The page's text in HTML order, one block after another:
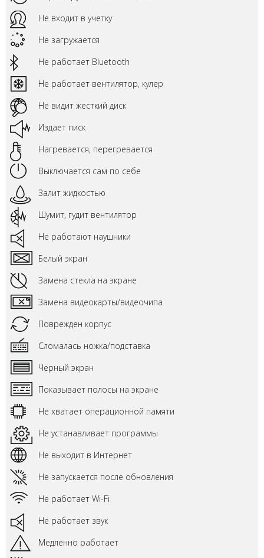
Не входит в учетку
Не загружается
Не работает Bluetooth
Не работает вентилятор, кулер
Не видит жесткий диск
Издает писк
Нагревается, перегревается
Выключается сам по себе
Залит жидкостью
Шумит, гудит вентилятор
Не работают наушники
Белый экран
Замена стекла на экране
Замена видеокарты/видеочипа
Поврежден корпус
Сломалась ножка/подставка
Черный экран
Показывает полосы на экране
Не хватает операционной памяти
Не устанавливает программы
Не выходит в Интернет
Не запускается после обновления
Не работает Wi-Fi
Не работает звук
Медленно работает